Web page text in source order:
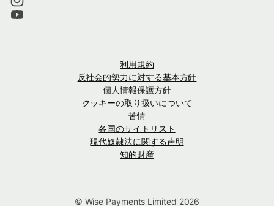
利用規約
反社会的勢力に対する基本方針
個人情報保護方針
クッキーの取り扱いについて
苦情
各国のサイトリスト
現代奴隷法に関する声明
知的財産
© Wise Payments Limited 2026